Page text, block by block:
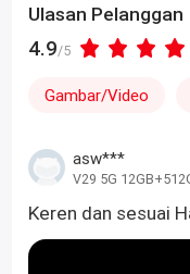
Ulasan Pelanggan
4.9/5
Gambar/Video
asw***
V29 5G
Keren dan sesuai